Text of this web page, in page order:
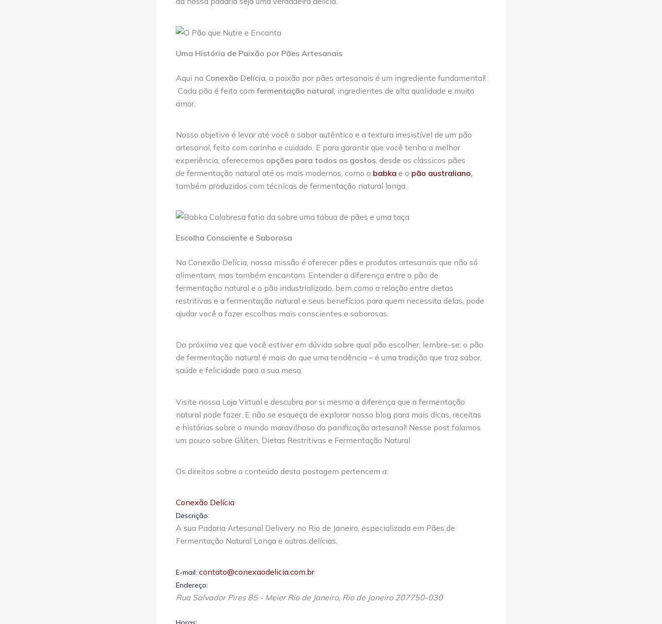
Uma História de Paixão por Pães Artesanais
Aqui na Conexão Delícia , a paixão por pães artesanais é um ingrediente fundamental!
Cada pão é feito com fermentação natural , ingredientes de alta qualidade e muito
amor.
Nosso objetivo é levar até você o sabor autêntico e a textura irresistível de um pão
artesanal, feito com carinho e cuidado. E para garantir que você tenha a melhor
experiência, oferecemos opções para todos os gostos , desde os clássicos pães
de fermentação natural até os mais modernos, como o babka e o pão australiano,
também produzidos com técnicas de fermentação natural longa.
Escolha Consciente e Saborosa
Na Conexão Delícia, nossa missão é oferecer pães e produtos artesanais que não só
alimentam, mas também encantam. Entender a diferença entre o pão de
fermentação natural e o pão industrializado, bem como a relação entre dietas
restritivas e a fermentação natural e seus benefícios para quem necessita delas, pode
ajudar você a fazer escolhas mais conscientes e saborosas.
Da próxima vez que você estiver em dúvida sobre qual pão escolher, lembre-se: o pão
de fermentação natural é mais do que uma tendência – é uma tradição que traz sabor,
saúde e felicidade para a sua mesa.
Visite nossa Loja Virtual e descubra por si mesmo a diferença que a fermentação
natural pode fazer. E não se esqueça de explorar nosso blog para mais dicas, receitas
e histórias sobre o mundo maravilhoso da panificação artesanal! Nesse post falamos
um pouco sobre Glúten, Dietas Restritivas e Fermentação Natural
Os direitos sobre o conteúdo desta postagem pertencem a:
Conexão Delícia
Descrição:
A sua Padaria Artesanal Delivery no Rio de Janeiro, especializada em Pães de
Fermentação Natural Longa e outras delícias.
E-mail: contato@conexaodelicia.com.br
Endereço:
Rua Salvador Pires 85 - Meier Rio de Janeiro, Rio de Janeiro 207750-030